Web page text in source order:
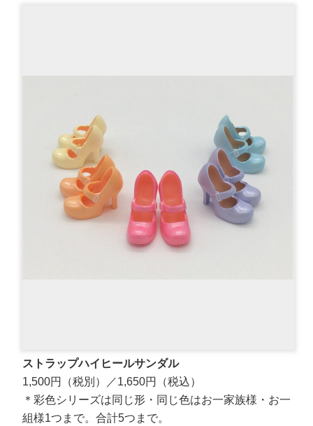
ストラップハイヒールサンダル
1,500円（税別）／1,650円（税込）
＊彩色シリーズは同じ形・同じ色はお一家族様・お一
組様1つまで。合計5つまで。